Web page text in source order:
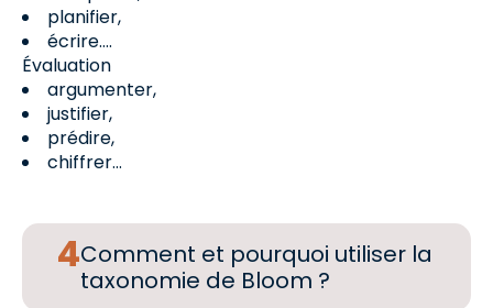
planifier,
écrire….
Évaluation
argumenter,
justifier,
prédire,
chiffrer…
Comment et pourquoi utiliser la
taxonomie de Bloom ?